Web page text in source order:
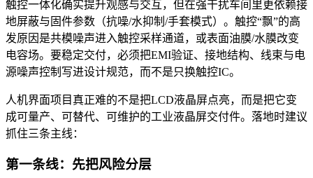
触控一体化确实提升观感与交互，但在强干扰车间里更依赖接
地屏蔽与固件参数（抗噪/水抑制/手套模式）。触控“飘”的高
发原因是共模噪声进入触控采样通道，或表面油膜/水膜改变
电容场。要稳定交付，必须把EMI验证、接地结构、线束与电
源噪声控制写进设计规范，而不是只换触控IC。
人机界面项目真正难的不是把LCD液晶屏点亮，而是把它变
成可量产、可替代、可维护的工业液晶屏交付件。落地时建议
抓住三条主线：
第一条线：先把风险分层